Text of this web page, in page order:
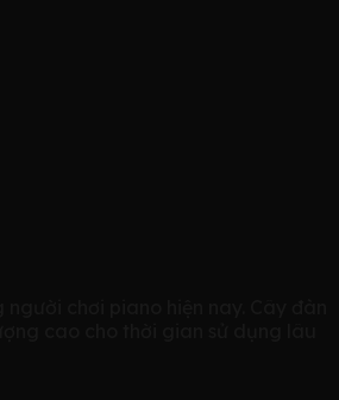
cao cho thời gian sử dụng lâu